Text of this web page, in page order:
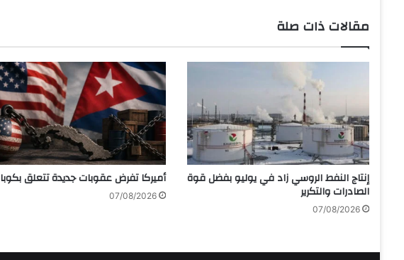
ط
ة
ط
ح
ر
ا
ر
ي
ة
أ
ي
س
ر
ا
ئ
ي
ل
ي
ة
ت
ع
ا
مقالات ذات صلة
إنتاج النفط الروسي زاد في يوليو بفضل قوة
الصادرات والتكرير
07/08/2026
أميركا تفرض عقوبات جديدة تتعلق بكوبا
07/08/2026